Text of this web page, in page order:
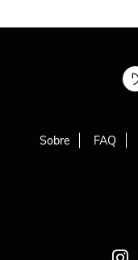
Sobre FAQ